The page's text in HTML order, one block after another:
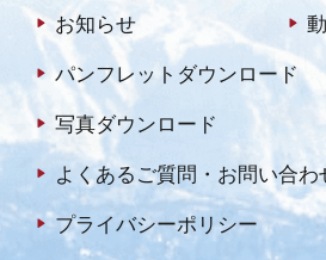
お知らせ
パンフレットダウンロード
写真ダウンロード
よくあるご質問・お問い合わ
プライバシーポリシー